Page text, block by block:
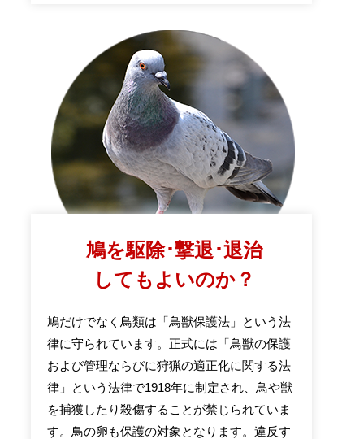
鳩を駆除･撃退･退治
してもよいのか？
鳩だけでなく鳥類は「鳥獣保護法」という法
律に守られています。正式には「鳥獣の保護
および管理ならびに狩猟の適正化に関する法
律」という法律で1918年に制定され、鳥や獣
を捕獲したり殺傷することが禁じられていま
す。鳥の卵も保護の対象となります。違反す